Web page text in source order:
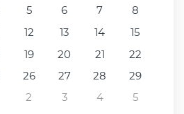
5 6 7
8
12 13 14
15
19 20 21
22
26 27 28
29
2 3 4 5